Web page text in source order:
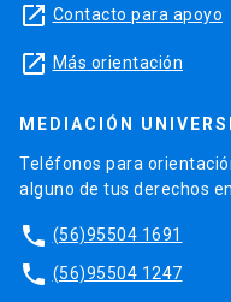
launch Contacto para apoyo
launch Más orientación
MEDIACIÓN
Teléfonos para
alguno de tus derechos
phone (56)95504 1691
phone (56)95504 1247